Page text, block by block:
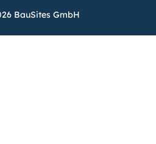
BauSites GmbH